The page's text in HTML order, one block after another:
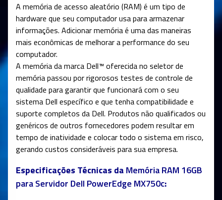
A memória de acesso aleatório (RAM) é um tipo de
hardware que seu computador usa para armazenar
informações. Adicionar memória é uma das maneiras
mais econômicas de melhorar a performance do seu
computador.
A memória da marca Dell™ oferecida no seletor de
memória passou por rigorosos testes de controle de
qualidade para garantir que funcionará com o seu
sistema Dell específico e que tenha compatibilidade e
suporte completos da Dell. Produtos não qualificados ou
genéricos de outros fornecedores podem resultar em
tempo de inatividade e colocar todo o sistema em risco,
gerando custos consideráveis para sua empresa.
Especificações Técnicas da Memória RAM 16GB
para Servidor Dell PowerEdge MX750c: